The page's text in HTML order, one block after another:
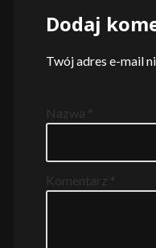
Dodaj
Twój adres e-mail
Nazwa *
Komentarz *